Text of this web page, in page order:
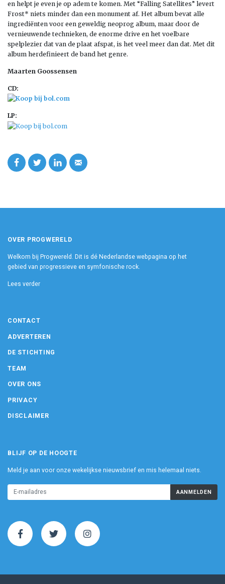
en helpt je even je op adem te komen. Met “Falling Satellites” levert
Frost* niets minder dan een monument af. Het album bevat alle
ingrediënten voor een geweldig neoprog album, maar door de
vernieuwende technieken, de enorme drive en het voelbare
spelplezier dat van de plaat afspat, is het veel meer dan dat. Met dit
album herdefinieert de band het genre.
Maarten Goossensen
CD:
LP:
OVER PROGWERELD
Welkom bij Progwereld. Dit is dé Nederlandse webpagina op het
gebied van progressieve en symfonische rock.
Lees verder
CONTACT
ADVERTEREN
DE STICHTING
TEAM
OVER ONS
PRIVACY
DISCLAIMER
BLIJF OP DE HOOGTE
Meld je aan voor onze wekelijkse nieuwsbrief en mis helemaal niets.
AANMELDEN